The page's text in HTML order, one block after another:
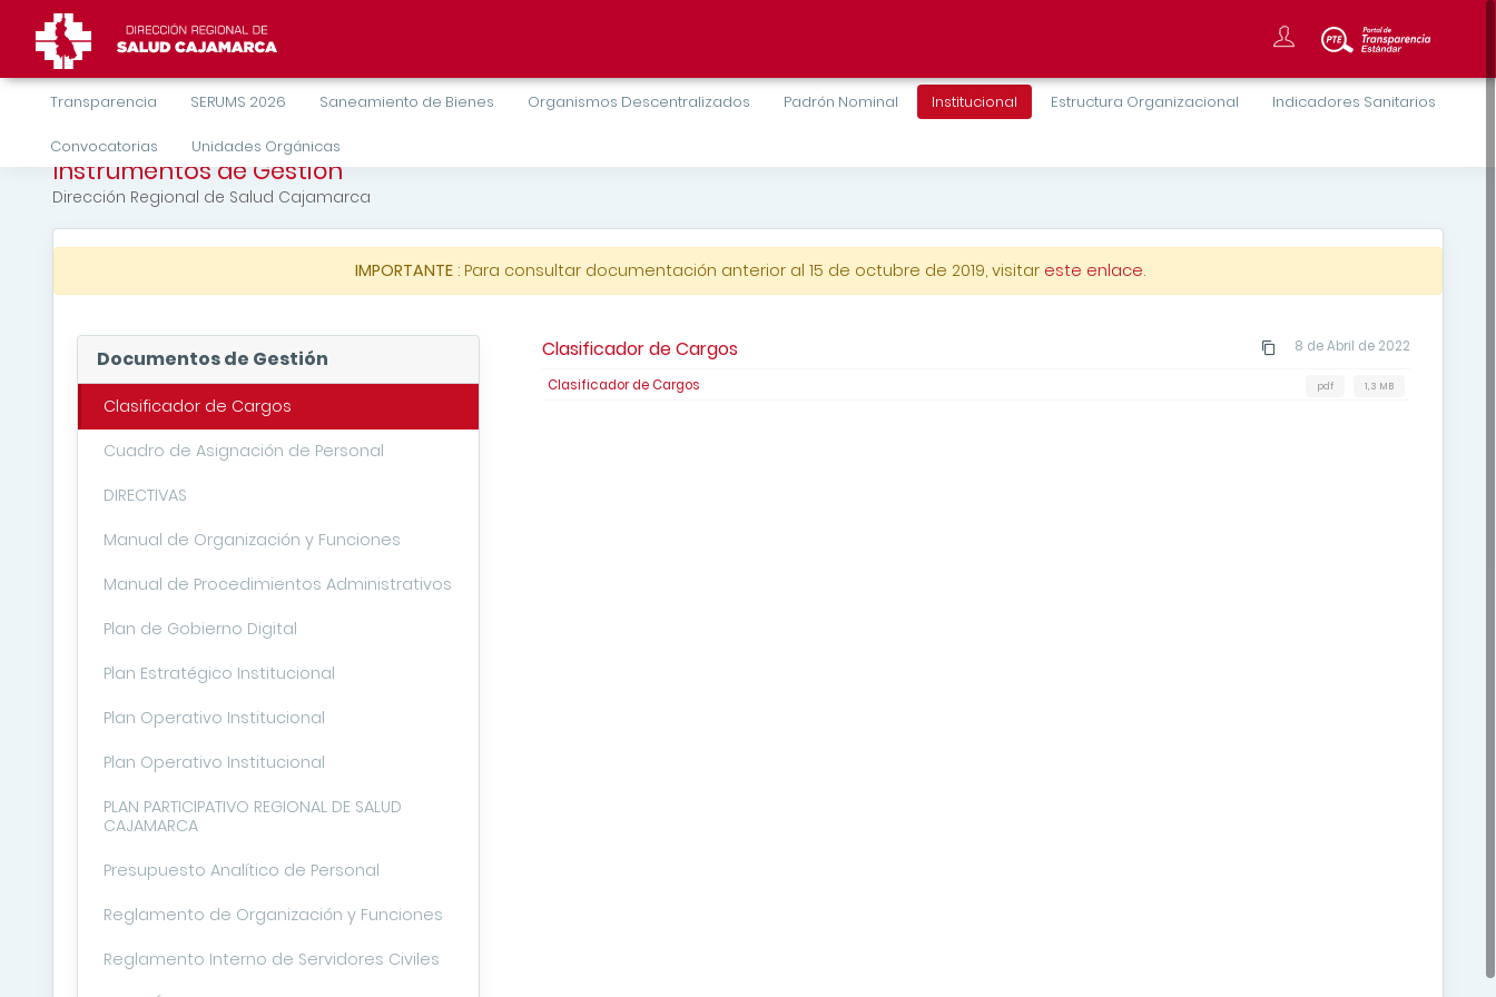
Transparencia SERUMS 2026 Saneamiento de Bienes Organismos Descentralizados Padrón Nominal Institucional Estructura Organizacional Indicadores Sanitarios
Convocatorias Unidades Orgánicas
Instrumentos de Gestión
Dirección Regional de Salud Cajamarca
IMPORTANTE : Para consultar documentación anterior al 15 de octubre de 2019, visitar este enlace.
Documentos de Gestión
Clasificador de Cargos
Cuadro de Asignación de Personal
DIRECTIVAS
Manual de Organización y Funciones
Manual de Procedimientos Administrativos
Plan de Gobierno Digital
Plan Estratégico Institucional
Plan Operativo Institucional
Plan Operativo Institucional
PLAN PARTICIPATIVO REGIONAL DE SALUD
CAJAMARCA
Presupuesto Analítico de Personal
Reglamento de Organización y Funciones
Reglamento Interno de Servidores Civiles
8 de Abril de 2022
Clasificador de Cargos
Clasificador de Cargos 1,3 MB
pdf